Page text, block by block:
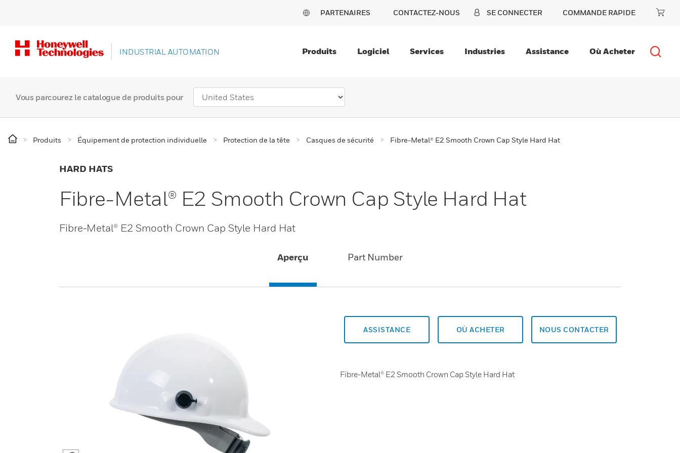
PARTENAIRES CONTACTEZ-NOUS SE CONNECTER COMMANDE RAPIDE
INDUSTRIAL AUTOMATION Produits Logiciel Services Industries Assistance Où Acheter
Vous parcourez le catalogue de produits pour
Produits Équipement de protection individuelle Protection de la tête Casques de sécurité Fibre-Metal® E2 Smooth Crown Cap Style Hard Hat
HARD HATS
Fibre-Metal® E2 Smooth Crown Cap Style Hard Hat
Fibre-Metal® E2 Smooth Crown Cap Style Hard Hat
Aperçu Part Number
ASSISTANCE OÙ ACHETER NOUS CONTACTER
Fibre-Metal® E2 Smooth Crown Cap Style Hard Hat